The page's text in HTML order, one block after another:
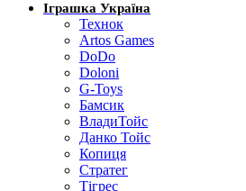
Іграшка Україна
Технок
Artos Games
DoDo
Doloni
G-Toys
Бамсик
ВладиТойс
Данко Тойс
Копиця
Стратег
Тігрес